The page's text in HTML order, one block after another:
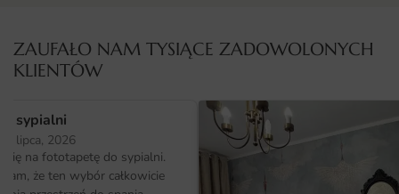
tekstyliami w klimacie bajkowy. To rozwiązanie dla osób,
które szukają wzoru z duszą i ponadczasowym
Gdzie sprawdzi się fototapeta Liski i Namioty
Motyw świetnie odnajdzie się w pokoju dziecięcym, gdzie
ZAUFAŁO NAM TYSIĄCE ZADOWOLONYCH
KLIENTÓW
sypialni
lipca, 2026
się na fototapetę do sypialni.
że ten wybór całkowicie